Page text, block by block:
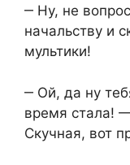
‒ Ну, не
начальству и
мультики!
‒ Ой, да ну
время стала!
Скучная, вот